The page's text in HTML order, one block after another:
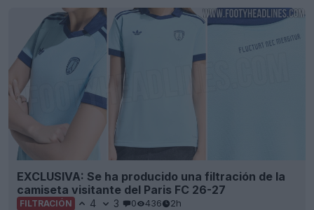
EXCLUSIVA: Se ha producido una filtración de la
camiseta visitante del Paris FC 26-27
FILTRACIÓN 4 3 0 436 2h